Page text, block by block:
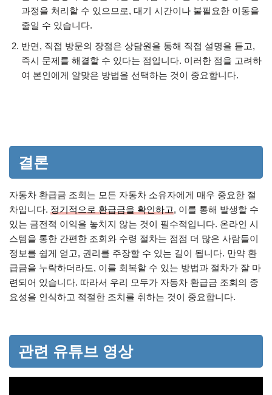
과정을 처리할 수 있으므로, 대기 시간이나 불필요한 이동을
줄일 수 있습니다.
반면, 직접 방문의 장점은 상담원을 통해 직접 설명을 듣고,
즉시 문제를 해결할 수 있다는 점입니다. 이러한 점을 고려하
여 본인에게 알맞은 방법을 선택하는 것이 중요합니다.
결론
자동차 환급금 조회는 모든 자동차 소유자에게 매우 중요한 절
차입니다. 정기적으로 환급금을 확인하고, 이를 통해 발생할 수
있는 금전적 이익을 놓치지 않는 것이 필수적입니다. 온라인 시
스템을 통한 간편한 조회와 수령 절차는 점점 더 많은 사람들이
정보를 쉽게 얻고, 권리를 주장할 수 있는 길이 됩니다. 만약 환
급금을 누락하더라도, 이를 회복할 수 있는 방법과 절차가 잘 마
련되어 있습니다. 따라서 우리 모두가 자동차 환급금 조회의 중
요성을 인식하고 적절한 조치를 취하는 것이 중요합니다.
관련 유튜브 영상